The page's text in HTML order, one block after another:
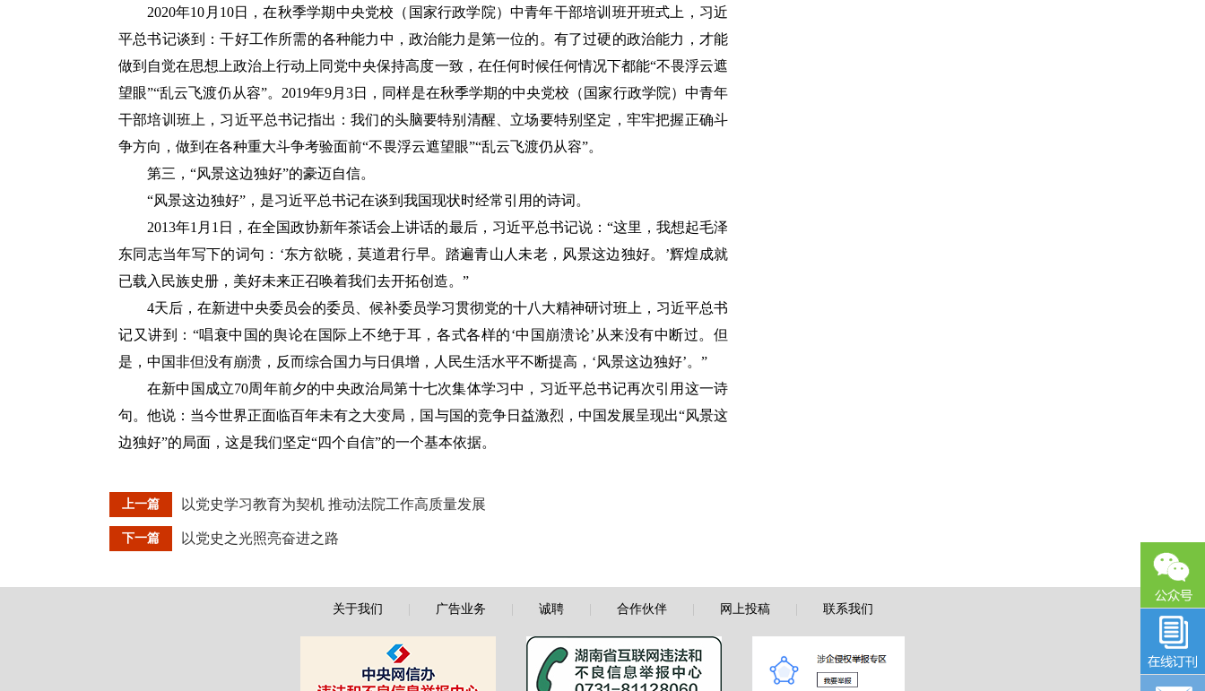
2020年10月10日，在秋季学期中央党校（国家行政学院）中青年干部培训班开班式上，习近
平总书记谈到：干好工作所需的各种能力中，政治能力是第一位的。有了过硬的政治能力，才能
做到自觉在思想上政治上行动上同党中央保持高度一致，在任何时候任何情况下都能“不畏浮云遮
望眼”“乱云飞渡仍从容”。2019年9月3日，同样是在秋季学期的中央党校（国家行政学院）中青年
干部培训班上，习近平总书记指出：我们的头脑要特别清醒、立场要特别坚定，牢牢把握正确斗
争方向，做到在各种重大斗争考验面前“不畏浮云遮望眼”“乱云飞渡仍从容”。
第三，“风景这边独好”的豪迈自信。
“风景这边独好”，是习近平总书记在谈到我国现状时经常引用的诗词。
2013年1月1日，在全国政协新年茶话会上讲话的最后，习近平总书记说：“这里，我想起毛泽
东同志当年写下的词句：‘东方欲晓，莫道君行早。踏遍青山人未老，风景这边独好。’辉煌成就
已载入民族史册，美好未来正召唤着我们去开拓创造。”
4天后，在新进中央委员会的委员、候补委员学习贯彻党的十八大精神研讨班上，习近平总书
记又讲到：“唱衰中国的舆论在国际上不绝于耳，各式各样的‘中国崩溃论’从来没有中断过。但
是，中国非但没有崩溃，反而综合国力与日俱增，人民生活水平不断提高，‘风景这边独好’。”
在新中国成立70周年前夕的中央政治局第十七次集体学习中，习近平总书记再次引用这一诗
句。他说：当今世界正面临百年未有之大变局，国与国的竞争日益激烈，中国发展呈现出“风景这
边独好”的局面，这是我们坚定“四个自信”的一个基本依据。
上一篇 以党史学习教育为契机 推动法院工作高质量发展
下一篇 以党史之光照亮奋进之路
关于我们 广告业务 诚聘| 合作伙伴| 网上投稿| 联系我们